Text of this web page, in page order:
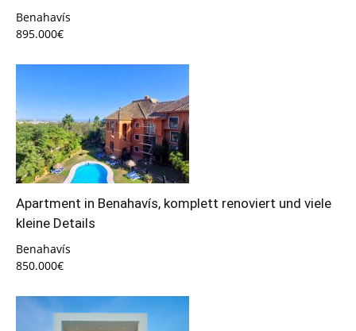
Benahavís
895.000€
Apartment in Benahavís, komplett renoviert und viele
kleine Details
Benahavís
850.000€